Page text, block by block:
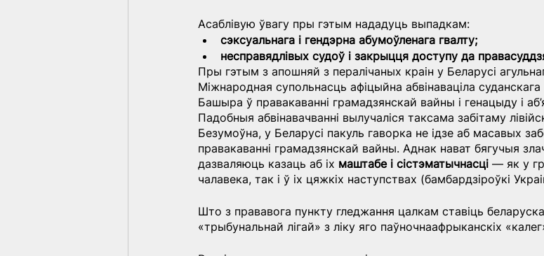
Асаблівую ўвагу пры гэтым нададуць выпадкам:
сэксуальнага і гендэрна абумоўленага гвалту;
несправядлівых судоў і закрыцця доступу да
Пры гэтым з апошняй з пералічаных краін у Беларусі
Міжнародная супольнасць афіцыйна абвінаваціла
Башыра ў правакаванні грамадзянскай вайны і генацыду і
Падобныя абвінавачванні вылучаліся таксама забітаму
Безумоўна, у Беларусі пакуль гаворка не ідзе аб масавых
правакаванні грамадзянскай вайны. Аднак нават бягучыя
дазваляюць казаць аб іх маштабе і сістэматычнасці — як у
чалавека, так і ў іх цяжкіх наступствах (бамбардзіроўкі
Што з прававога пункту гледжання цалкам ставіць
«трыбунальнай лігай» з ліку яго паўночнаафрыканскіх